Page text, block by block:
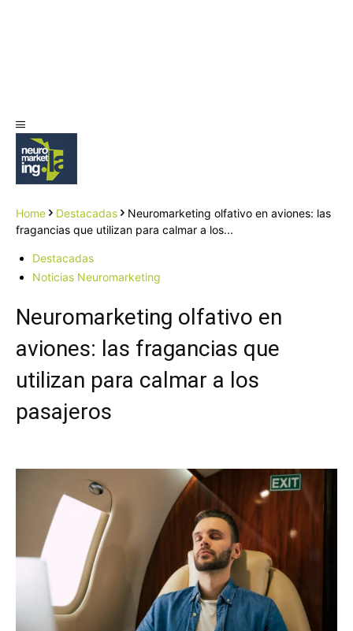
Home Destacadas
Neuromarketing olfativo en aviones: las
fragancias que utilizan para calmar a los...
Destacadas
Noticias Neuromarketing
Neuromarketing olfativo en
aviones: las fragancias que
utilizan para calmar a los
pasajeros